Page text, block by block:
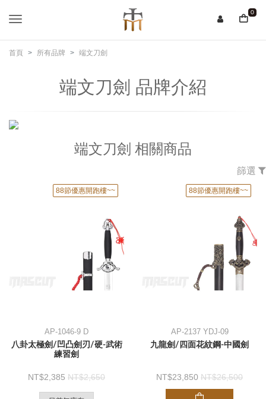
0
首頁 所有品牌 端文刀劍
端文刀劍 品牌介紹
端文刀劍 相關商品
篩選
88節優惠開跑樓~~
AP-1046-9 D
八卦太極劍/凹凸劍刃/硬-武術
練習劍
2,385 2,650
88節優惠開跑樓~~
AP-2137 YDJ-09
九龍劍/四面花紋鋼-中國劍
23,850 26,500